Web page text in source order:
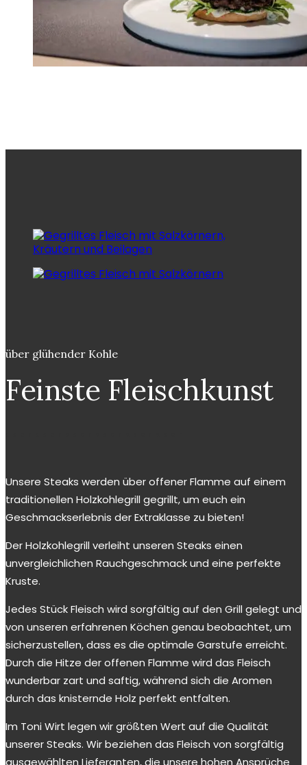
über glühender Kohle
Feinste Fleischkunst
Unsere Steaks werden über offener Flamme auf einem
traditionellen Holzkohlegrill gegrillt, um euch ein
Geschmackserlebnis der Extraklasse zu bieten!
Der Holzkohlegrill verleiht unseren Steaks einen
unvergleichlichen Rauchgeschmack und eine perfekte
Kruste.
Jedes Stück Fleisch wird sorgfältig auf den Grill gelegt und
von unseren erfahrenen Köchen genau beobachtet, um
sicherzustellen, dass es die optimale Garstufe erreicht.
Durch die Hitze der offenen Flamme wird das Fleisch
wunderbar zart und saftig, während sich die Aromen
durch das knisternde Holz perfekt entfalten.
Im Toni Wirt legen wir größten Wert auf die Qualität
unserer Steaks. Wir beziehen das Fleisch von sorgfältig
ausgewählten Lieferanten, die unsere hohen Ansprüche